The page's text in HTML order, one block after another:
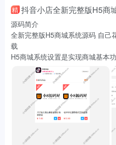
精 抖音小店全新完整版H5商
源码简介
全新完整版H5商城系统源码 自己
载
H5商城系统设置是实现商城基本